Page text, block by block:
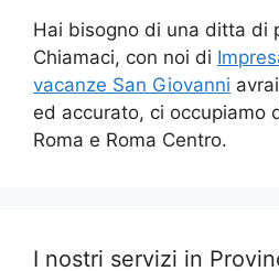
Hai bisogno di una ditta di
Chiamaci, con noi di
vacanze San Giovanni
ed accurato, ci occupiamo
Roma e Roma Centro.
I nostri servizi in